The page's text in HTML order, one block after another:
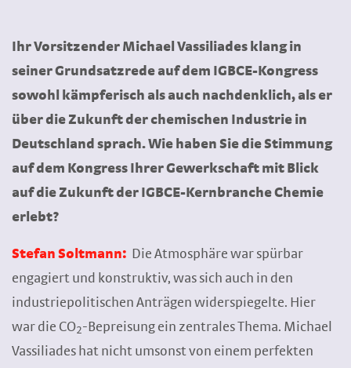
Ihr Vorsitzender Michael Vassiliades klang in
seiner Grundsatzrede auf dem IGBCE-Kongress
sowohl kämpferisch als auch nachdenklich, als er
über die Zukunft der chemischen Industrie in
Deutschland sprach. Wie haben Sie die Stimmung
auf dem Kongress Ihrer Gewerkschaft mit Blick
auf die Zukunft der IGBCE-Kernbranche Chemie
erlebt?
Stefan Soltmann: Die Atmosphäre war spürbar
engagiert und konstruktiv, was sich auch in den
industriepolitischen Anträgen widerspiegelte. Hier
war die CO2-Bepreisung ein zentrales Thema. Michael
Vassiliades hat nicht umsonst von einem perfekten